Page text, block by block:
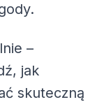
–
jak
skuteczną